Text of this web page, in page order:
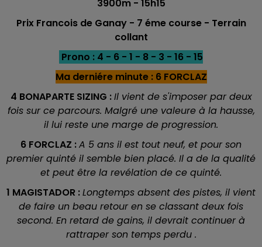
3900m - 15h15
Prix Francois de Ganay - 7 éme course - Terrain
collant
Prono : 4 - 6 - 1 - 8 - 3 - 16 - 15
Ma derniére minute : 6 FORCLAZ
4 BONAPARTE SIZING :Il vient de s'imposer par deux
fois sur ce parcours. Malgré une valeure à la hausse,
il lui reste une marge de progression.
6 FORCLAZ :A 5 ans il est tout neuf, et pour son
premier quinté il semble bien placé. Il a de la qualité
et peut être la revélation de ce quinté.
1 MAGISTADOR :Longtemps absent des pistes, il vient
de faire un beau retour en se classant deux fois
second. En retard de gains, il devrait continuer à
rattraper son temps perdu .